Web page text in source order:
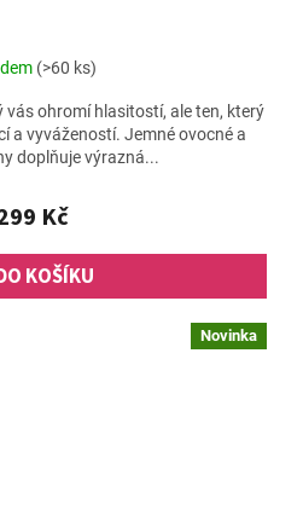
(>60 ks)
Kč
KOŠÍKU
vás ohromí hlasitostí, ale ten, který
a vyvážeností. Jemné ovocné a
doplňuje výrazná...
Novinka